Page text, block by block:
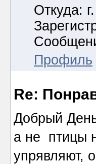
Откуда:
Профиль
Re:
Добрый
а не птицы
упрявляют,